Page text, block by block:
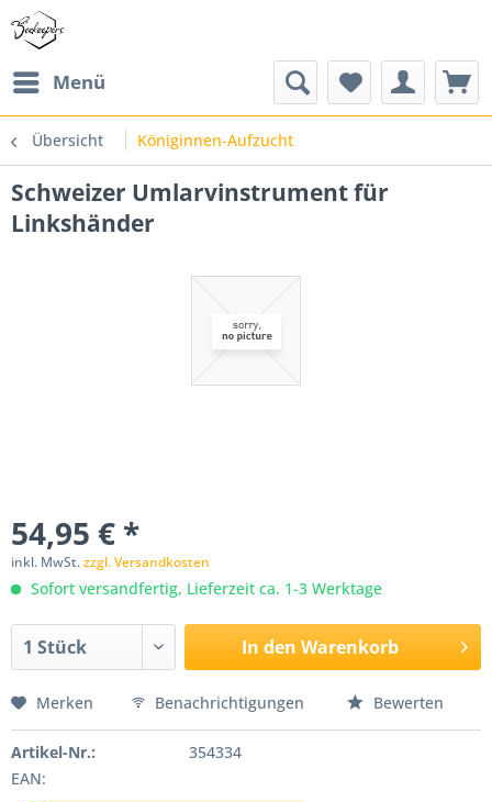
Menü
Übersicht Königinnen-Aufzucht
Schweizer Umlarvinstrument für
Linkshänder
54,95 € *
inkl. MwSt.zzgl. Versandkosten
Sofort versandfertig, Lieferzeit ca. 1-3 Werktage
In den Warenkorb
Merken Benachrichtigungen Bewerten
Artikel-Nr.:
354334
EAN: